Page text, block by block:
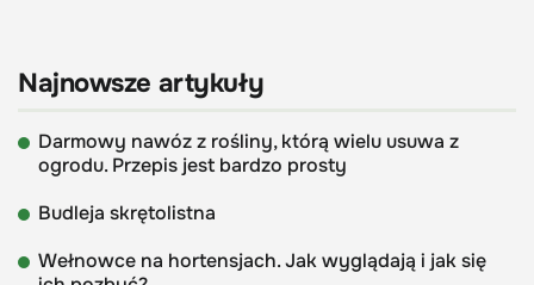
Najnowsze artykuły
Darmowy nawóz z rośliny, którą wielu usuwa z
ogrodu. Przepis jest bardzo prosty
Budleja skrętolistna
Wełnowce na hortensjach. Jak wyglądają i jak się